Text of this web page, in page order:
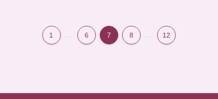
1 6 7 8 12